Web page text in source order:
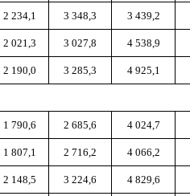
2 234,1 3 348,3 3 439,2
2 021,3 3 027,8 4 538,9
2 190,0 3 285,3 4 925,1
1 790,6 2 685,6 4 024,7
1 807,1 2 716,2 4 066,2
2 148,5 3 224,6 4 829,6